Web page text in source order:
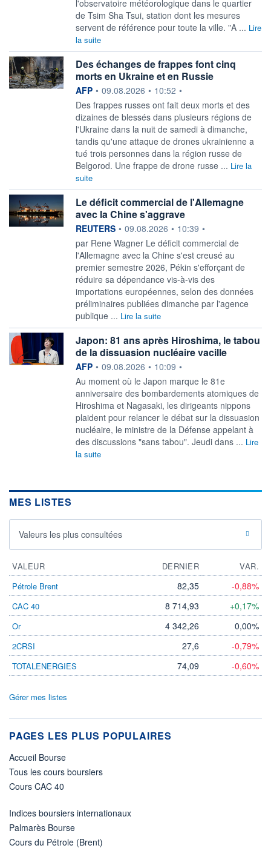
l'observatoire météorologique dans le quartier
de Tsim Sha Tsui, station dont les mesures
servent de référence pour toute la ville. "A ... Lire
la suite
Des échanges de frappes font cinq
morts en Ukraine et en Russie
information fournie par
AFP • 09.08.2026 • 10:52 •
Des frappes russes ont fait deux morts et des
dizaines de blessés dans plusieurs régions de
l'Ukraine dans la nuit de samedi à dimanche,
tandis qu'une attaque de drones ukrainienne a
tué trois personnes dans la région russe de
Belgorod. Une frappe de drone russe ... Lire la
suite
Le déficit commercial de l'Allemagne
avec la Chine s'aggrave
information fournie par
REUTERS • 09.08.2026 • 10:39 •
par Rene Wagner Le déficit commercial de
l'Allemagne avec ‌la Chine s'est creusé au
premier semestre 2026, Pékin s'efforçant de
réduire sa dépendance vis-à-vis des
importations européennes, selon ​des données
préliminaires publiées dimanche par l'agence
publique ... Lire la suite
Japon: 81 ans après Hiroshima, le tabou
de la dissuasion nucléaire vacille
information fournie par
AFP • 09.08.2026 • 10:09 •
Au moment où le Japon marque le 81e
anniversaire des bombardements atomiques de
Hiroshima et Nagasaki, les dirigeants nippons
plaident pour relancer le débat sur la dissuasion
nucléaire, le ministre de la Défense appelant à
des discussions "sans tabou". Jeudi dans ... Lire
la suite
MES LISTES
Valeurs les plus consultées
VALEUR DERNIER
VAR.
Pétrole Brent
82,35 -0,88%
CAC 40 8 714,93 +0,17%
Or 4 342,26 0,00%
2CRSI 27,6 -0,79%
TOTALENERGIES 74,09 -0,60%
Gérer mes listes
PAGES LES PLUS POPULAIRES
Accueil Bourse
Tous les cours boursiers
Cours CAC 40
Indices boursiers internationaux
Palmarès Bourse
Cours du Pétrole (Brent)